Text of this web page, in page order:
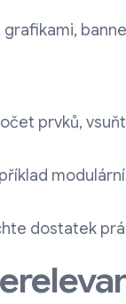
prvků,
dostatek